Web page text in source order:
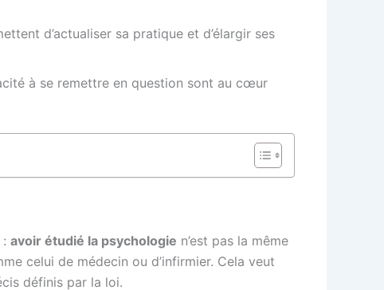
d’actualiser sa pratique et d’élargir ses
à se remettre en question sont au cœur
avoir étudié la psychologie n’est pas la même
celui de médecin ou d’infirmier. Cela veut
définis par la loi.